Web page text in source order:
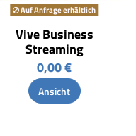
Auf Anfrage erhältlich
Vive Business
Streaming
0,00 €
Ansicht